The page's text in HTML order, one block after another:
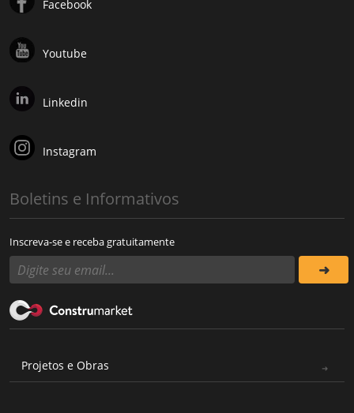
Facebook
Youtube
Linkedin
Instagram
Boletins e Informativos
Inscreva-se e receba gratuitamente
Projetos e Obras